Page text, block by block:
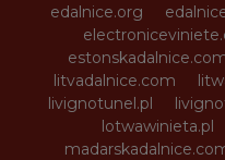
edalnice.org
litvadalnice.com
livignotunel.pl
lotwawinieta.pl